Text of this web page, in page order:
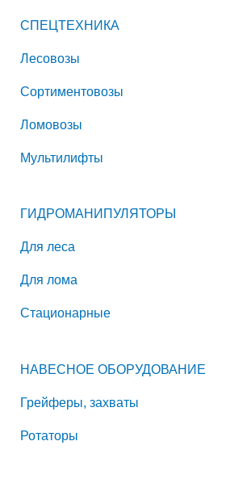
СПЕЦТЕХНИКА
Лесовозы
Сортиментовозы
Ломовозы
Мультилифты
ГИДРОМАНИПУЛЯТОРЫ
Для леса
Для лома
Стационарные
НАВЕСНОЕ ОБОРУДОВАНИЕ
Грейферы, захваты
Ротаторы